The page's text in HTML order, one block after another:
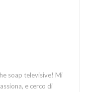
soap televisive! Mi
e cerco di